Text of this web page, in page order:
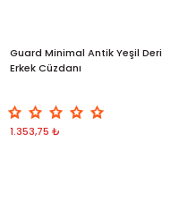
Guard Minimal Antik Yeşil Deri
Erkek Cüzdanı
1.353,75 ₺